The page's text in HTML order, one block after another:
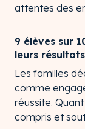
attentes des
9 élèves sur
leurs résultats
Les familles
comme
réussite.
compris et